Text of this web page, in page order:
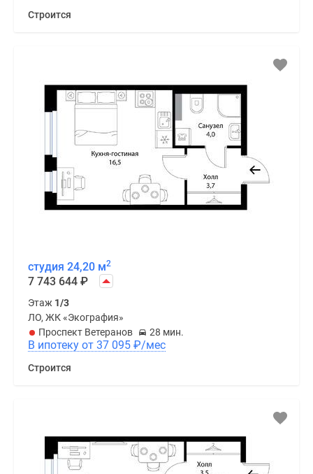
Строится
студия 24,20 м2
7 743 644 ₽
Этаж 1/3
ЛО, ЖК «Экография»
Проспект Ветеранов
28 мин.
В ипотеку от 37 095 ₽/мес
Строится